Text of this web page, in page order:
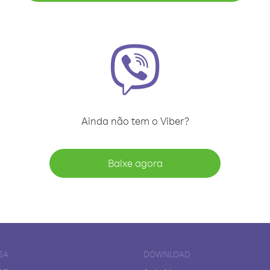
Ainda não tem o Viber?
Baixe agora
DOWNLOAD